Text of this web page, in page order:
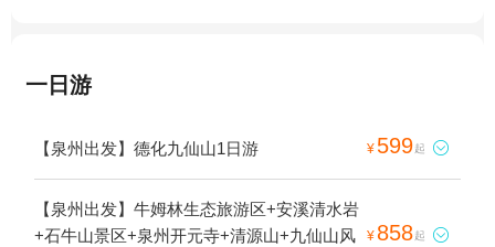
一日游
【泉州出发】德化九仙山1日游 ¥ 599起 
【泉州出发】牛姆林生态旅游区+安溪清水岩
+石牛山景区+泉州开元寺+清源山+九仙山风
¥ 858起 